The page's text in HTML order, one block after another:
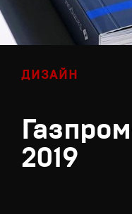
ДИЗАЙН
2019